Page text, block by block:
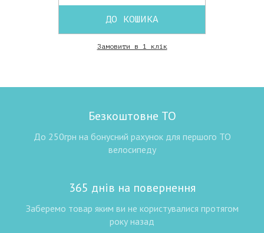
ДО КОШИКА
Замовити в 1 клік
Безкоштовне ТО
До 250грн на бонусний рахунок для першого ТО
велосипеду
365 днів на повернення
Заберемо товар яким ви не користувалися протягом
року назад